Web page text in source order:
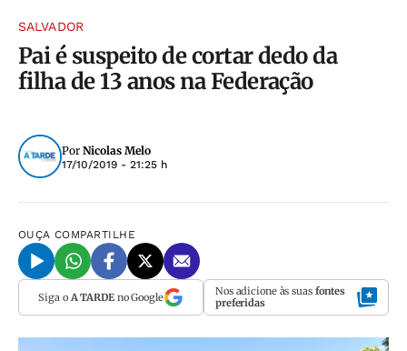
SALVADOR
Pai é suspeito de cortar dedo da
filha de 13 anos na Federação
Por Nicolas Melo
17/10/2019 - 21:25 h
OUÇA COMPARTILHE
Siga o A TARDEno Google Nos adicione às suas fontes
preferidas